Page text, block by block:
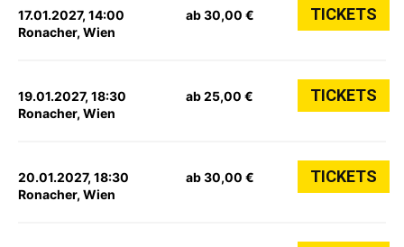
17.01.2027, 14:00
Ronacher, Wien
ab 30,00 € TICKETS
19.01.2027, 18:30
Ronacher, Wien
ab 25,00 € TICKETS
20.01.2027, 18:30
Ronacher, Wien
ab 30,00 € TICKETS